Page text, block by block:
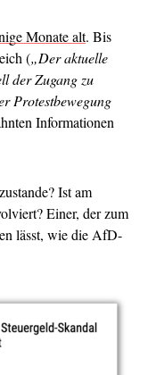
Monate alt. Bis
(„Der aktuelle
der Zugang zu
Protestbewegung
Informationen
Ist am
Einer, der zum
lässt, wie die AfD-